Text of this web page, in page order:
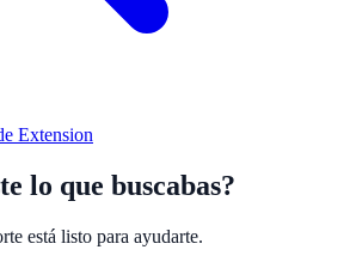
Extension
lo que buscabas?
está listo para ayudarte.